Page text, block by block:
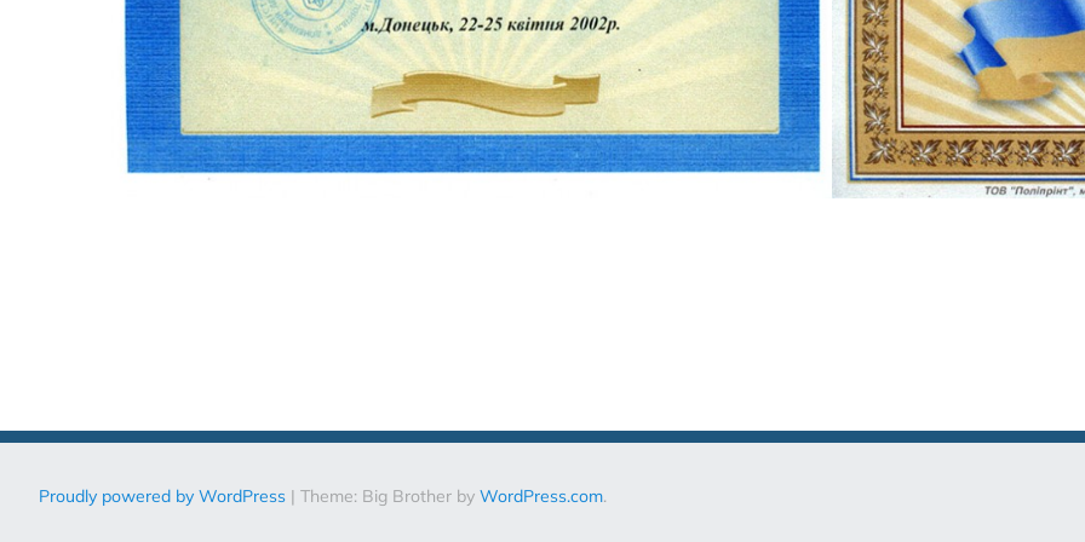
navigation
Proudly powered by WordPress | Theme: Big Brother by WordPress.com.